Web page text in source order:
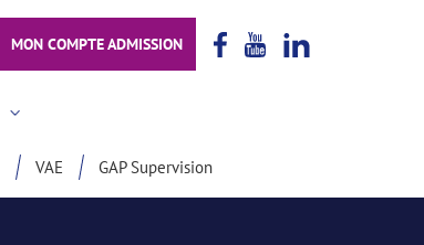
MON COMPTE ADMISSION
VAE GAP Supervision